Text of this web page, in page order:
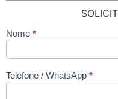
contato
Nome *
Telefone / WhatsApp *